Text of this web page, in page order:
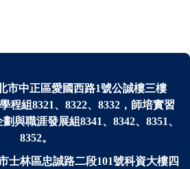
市中正區愛國西路1號公誠樓三樓
程組8321、8322、8332，師培實習
劃與職涯發展組8341、 8342、8351、
8352。
士林區忠誠路二段101號科資大樓四